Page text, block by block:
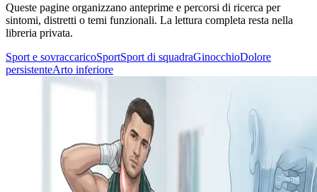
Queste pagine organizzano anteprime e percorsi di ricerca per
sintomi, distretti o temi funzionali. La lettura completa resta nella
libreria privata.
Sport e sovraccaricoSportSport di squadraGinocchioDolore
persistenteArto inferiore